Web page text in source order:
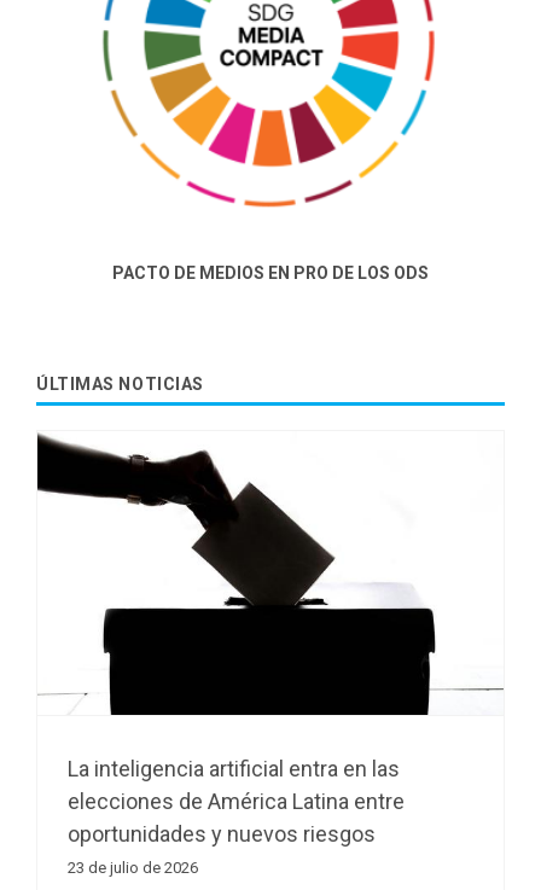
PACTO DE MEDIOS EN PRO DE LOS ODS
Pacto de Medios en pro de los ODS es una iniciativa
que marca un nuevo empuje en la sensibilización sobre
los Objetivos de Desarrollo Sostenible (ODS).
ÚLTIMAS NOTICIAS
La inteligencia artificial entra en las
elecciones de América Latina entre
oportunidades y nuevos riesgos
23 de julio de 2026